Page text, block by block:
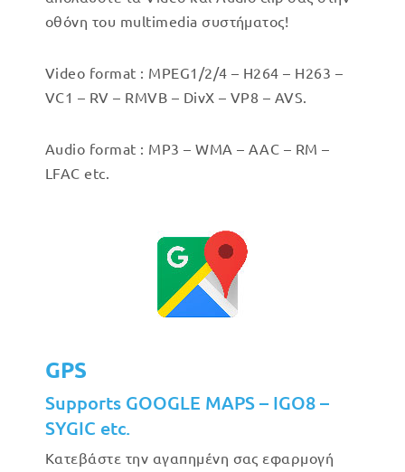
οθόνη του multimedia συστήματος!
Video format : MPEG1/2/4 – H264 – H263 –
VC1 – RV – RMVB – DivX – VP8 – AVS.
Audio format : MP3 – WMA – AAC – RM –
LFAC etc.
GPS
Supports GOOGLE MAPS – IGO8 –
SYGIC etc.
Κατεβάστε την αγαπημένη σας εφαρμογή